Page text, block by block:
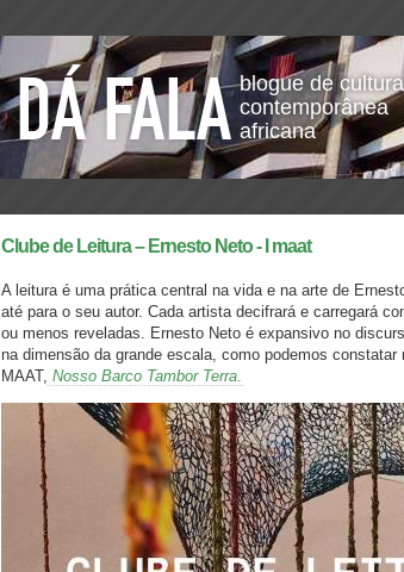
blogue de cultura
contemporânea
africana
Clube de Leitura – Ernesto Neto - I maat
A leitura é uma prática central na vida e na arte de
até para o seu autor. Cada artista decifrará e carregará
ou menos reveladas. Ernesto Neto é expansivo no
na dimensão da grande escala, como podemos
MAAT, Nosso Barco Tambor Terra.